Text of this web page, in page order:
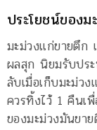
ประโยชน์ของ
มะม่วงแก่ขายตึก
ผลสุก นิยมรับปร
ลับเมื่อเก็บมะม่ว
ควรทิ้งไว้ 1 คืนเ
ของมะม่วงมันขา